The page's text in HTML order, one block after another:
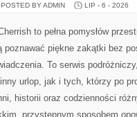
POSTED BY ADMIN LIP - 6 - 2026
to pełna pomysłów
poznawać piękne zakątki bez
To serwis
urlop, jak i tych, którzy po
historii oraz codzienności
przystępnym sposobem